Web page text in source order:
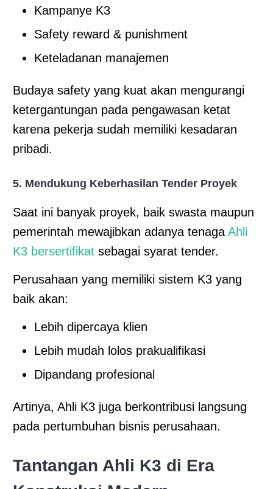
Kampanye K3
Safety reward & punishment
Keteladanan manajemen
Budaya safety yang kuat akan mengurangi
ketergantungan pada pengawasan ketat
karena pekerja sudah memiliki kesadaran
pribadi.
5. Mendukung Keberhasilan Tender Proyek
Saat ini banyak proyek, baik swasta maupun
pemerintah mewajibkan adanya tenaga Ahli
K3 bersertifikat sebagai syarat tender.
Perusahaan yang memiliki sistem K3 yang
baik akan:
Lebih dipercaya klien
Lebih mudah lolos prakualifikasi
Dipandang profesional
Artinya, Ahli K3 juga berkontribusi langsung
pada pertumbuhan bisnis perusahaan.
Tantangan Ahli K3 di Era